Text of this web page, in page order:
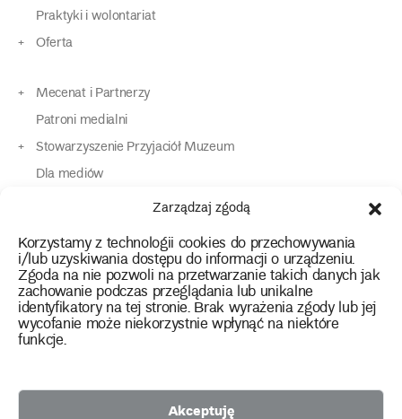
Zarządzaj zgodą
Korzystamy z technologii cookies do przechowywania
i/lub uzyskiwania dostępu do informacji o urządzeniu.
Zgoda na nie pozwoli na przetwarzanie takich danych jak
zachowanie podczas przeglądania lub unikalne
identyfikatory na tej stronie. Brak wyrażenia zgody lub jej
wycofanie może niekorzystnie wpłynąć na niektóre
funkcje.
Akceptuję
Praktyki i wolontariat
Oferta
Mecenat i Partnerzy
Patroni medialni
Stowarzyszenie Przyjaciół Muzeum
Dla mediów
Dla osób o specjalnych potrzebach
Kontakt
instagram
twitterfacebookyoutube
tiktok
Polityka prywatności